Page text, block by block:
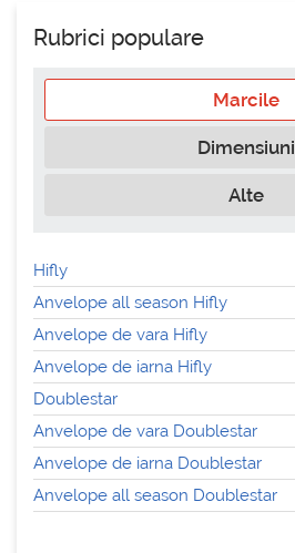
Rubrici populare
Marcile
Dimensiuni
Alte
Hifly
Anvelope all season Hifly
Anvelope de vara Hifly
Anvelope de iarna Hifly
Doublestar
Anvelope de vara Doublestar
Anvelope de iarna Doublestar
Anvelope all season Doublestar